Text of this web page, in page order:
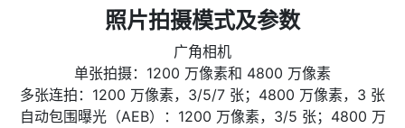
照片拍摄模式及参数
广角相机
单张拍摄：1200 万像素和 4800 万像素
多张连拍：1200 万像素，3/5/7 张；4800 万像素，3 张
自动包围曝光（AEB）：1200 万像素，3/5 张；4800 万